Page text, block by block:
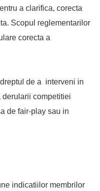
a clarifica, corecta
Scopul reglementarilor
corecta a
de a interveni in
derularii competitiei
de fair-play sau in
indicatiilor membrilor